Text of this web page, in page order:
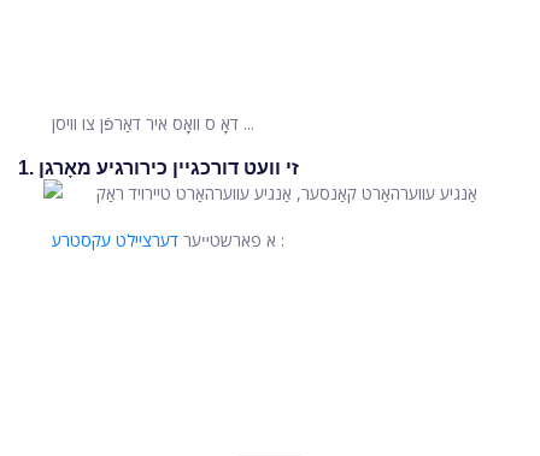
דאָ ס וואָס איר דאַרפֿן צו וויסן ...
1. זי וועט דורכגיין כירורגיע מאָרגן
א פארשטײער דערציילט עקסטרע :